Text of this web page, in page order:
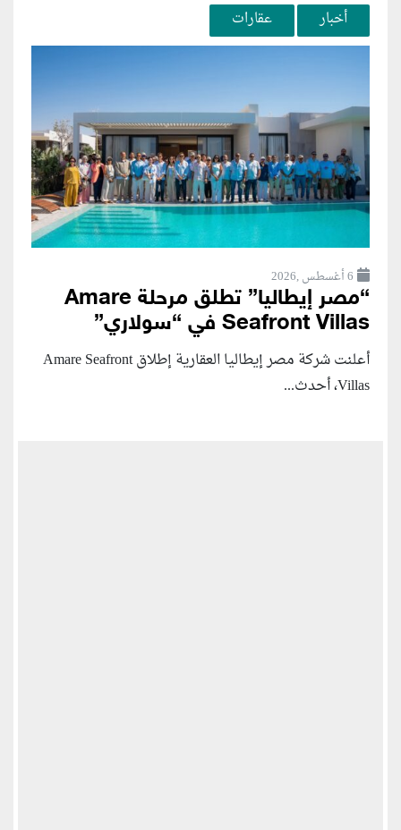
أخبار عقارات
6 أغسطس ,2026
“مصر إيطاليا” تطلق مرحلة Amare
Seafront Villas في “سولاري”
أعلنت شركة مصر إيطاليا العقارية إطلاق Amare Seafront
Villas، أحدث...